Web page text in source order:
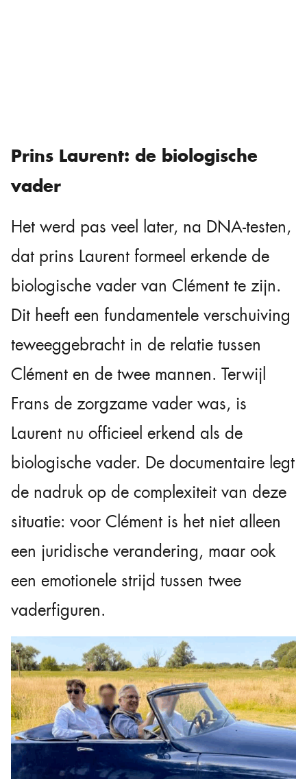
Prins Laurent: de biologische
vader
Het werd pas veel later, na DNA-testen,
dat prins Laurent formeel erkende de
biologische vader van Clément te zijn.
Dit heeft een fundamentele verschuiving
teweeggebracht in de relatie tussen
Clément en de twee mannen. Terwijl
Frans de zorgzame vader was, is
Laurent nu officieel erkend als de
biologische vader. De documentaire legt
de nadruk op de complexiteit van deze
situatie: voor Clément is het niet alleen
een juridische verandering, maar ook
een emotionele strijd tussen twee
vaderfiguren.